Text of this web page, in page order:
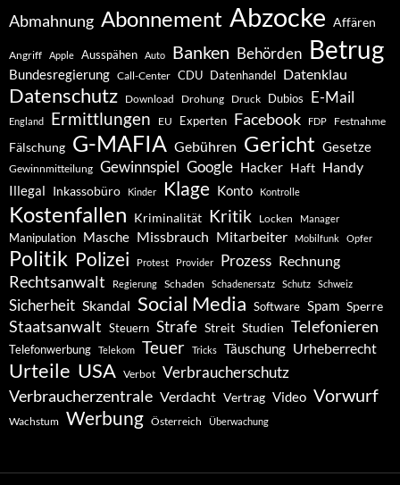
Abmahnung Abonnement Abzocke Affären
Angriff Apple Ausspähen Auto Banken Behörden Betrug
Bundesregierung Call-Center CDU Datenhandel Datenklau
Datenschutz Download Drohung Druck Dubios E-Mail
England Ermittlungen EU Experten Facebook FDP Festnahme
Fälschung G-MAFIA Gebühren Gericht Gesetze
Gewinnmitteilung Gewinnspiel Google Hacker Haft Handy
Illegal Inkassobüro Kinder Klage Konto Kontrolle
Kostenfallen Kriminalität Kritik Locken Manager
Manipulation Masche Missbrauch Mitarbeiter Mobilfunk Opfer
Politik Polizei Protest Provider Prozess Rechnung
Rechtsanwalt Regierung Schaden Schadenersatz Schutz Schweiz
Sicherheit Skandal Social Media Software Spam Sperre
Staatsanwalt Steuern Strafe Streit Studien Telefonieren
Telefonwerbung Telekom Teuer Tricks Täuschung Urheberrecht
Urteile USA Verbot Verbraucherschutz
Verbraucherzentrale Verdacht Vertrag Video Vorwurf
Wachstum Werbung Österreich Überwachung